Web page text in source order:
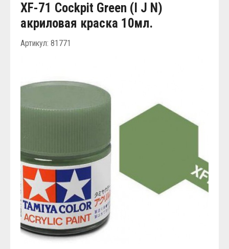
XF-71 Cockpit Green (I J N)
акриловая краска 10мл.
Артикул: 81771